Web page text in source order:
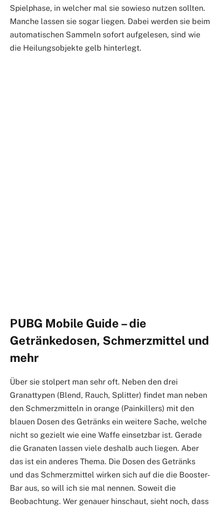
Spielphase, in welcher mal sie sowieso nutzen sollten.
Manche lassen sie sogar liegen. Dabei werden sie beim
automatischen Sammeln sofort aufgelesen, sind wie
die Heilungsobjekte gelb hinterlegt.
PUBG Mobile Guide – die
Getränkedosen, Schmerzmittel und
mehr
Über sie stolpert man sehr oft. Neben den drei
Granattypen (Blend, Rauch, Splitter) findet man neben
den Schmerzmitteln in orange (Painkillers) mit den
blauen Dosen des Getränks ein weitere Sache, welche
nicht so gezielt wie eine Waffe einsetzbar ist. Gerade
die Granaten lassen viele deshalb auch liegen. Aber
das ist ein anderes Thema. Die Dosen des Getränks
und das Schmerzmittel wirken sich auf die die Booster-
Bar aus, so will ich sie mal nennen. Soweit die
Beobachtung. Wer genauer hinschaut, sieht noch, dass